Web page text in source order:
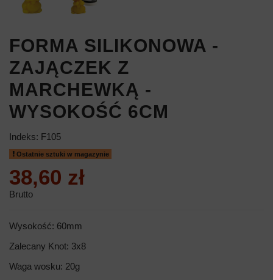
FORMA SILIKONOWA -
ZAJĄCZEK Z
MARCHEWKĄ -
WYSOKOŚĆ 6CM
Indeks: F105
Ostatnie sztuki w magazynie
38,60 zł
Brutto
Wysokość: 60mm
Zalecany Knot: 3x8
Waga wosku: 20g